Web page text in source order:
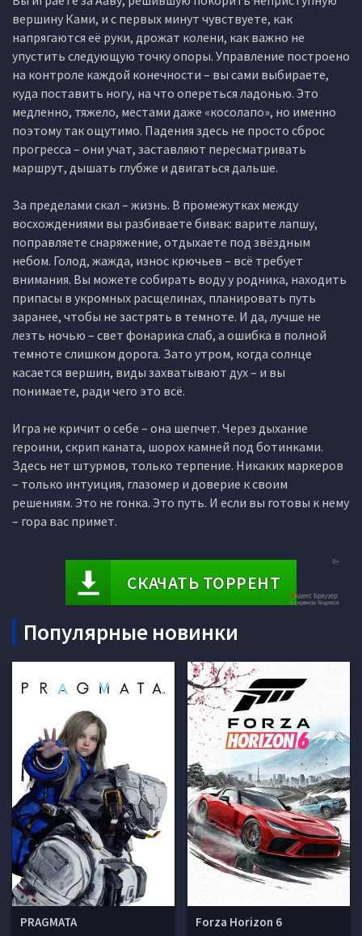
вершину Ками, и с первых минут чувствуете, как
напрягаются её руки, дрожат колени, как важно не
упустить следующую точку опоры. Управление построено
на контроле каждой конечности – вы сами выбираете,
куда поставить ногу, на что опереться ладонью. Это
медленно, тяжело, местами даже «косолапо», но именно
поэтому так ощутимо. Падения здесь не просто сброс
прогресса – они учат, заставляют пересматривать
маршрут, дышать глубже и двигаться дальше.
За пределами скал – жизнь. В промежутках между
восхождениями вы разбиваете бивак: варите лапшу,
поправляете снаряжение, отдыхаете под звёздным
небом. Голод, жажда, износ крючьев – всё требует
внимания. Вы можете собирать воду у родника, находить
припасы в укромных расщелинах, планировать путь
заранее, чтобы не застрять в темноте. И да, лучше не
лезть ночью – свет фонарика слаб, а ошибка в полной
темноте слишком дорога. Зато утром, когда солнце
касается вершин, виды захватывают дух – и вы
понимаете, ради чего это всё.
Игра не кричит о себе – она шепчет. Через дыхание
героини, скрип каната, шорох камней под ботинками.
Здесь нет штурмов, только терпение. Никаких маркеров
– только интуиция, глазомер и доверие к своим
решениям. Это не гонка. Это путь. И если вы готовы к нему
– гора вас примет.
СКАЧАТЬ ТОРРЕНТ
Популярные новинки
PRAGMATA Forza Horizon 6